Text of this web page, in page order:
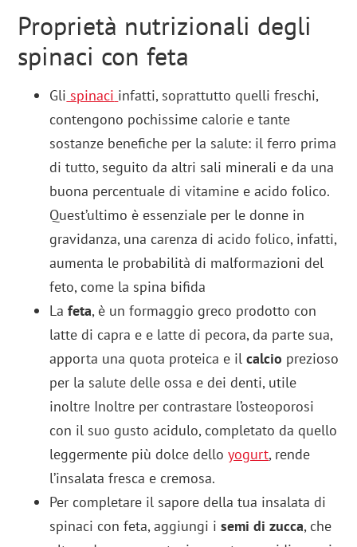
Proprietà nutrizionali degli
spinaci con feta
Gli spinaci infatti, soprattutto quelli freschi,
contengono pochissime calorie e tante
sostanze benefiche per la salute: il ferro prima
di tutto, seguito da altri sali minerali e da una
buona percentuale di vitamine e acido folico.
Quest’ultimo è essenziale per le donne in
gravidanza, una carenza di acido folico, infatti,
aumenta le probabilità di malformazioni del
feto, come la spina bifida
Lafeta, è un formaggio greco prodotto con
latte di capra e e latte di pecora, da parte sua,
apporta una quota proteica e il calcio prezioso
per la salute delle ossa e dei denti, utile
inoltre Inoltre per contrastare l’osteoporosi
con il suo gusto acidulo, completato da quello
leggermente più dolce delloyogurt, rende
l’insalata fresca e cremosa.
Per completare il sapore della tua insalata di
spinaci con feta, aggiungi isemi di zucca, che